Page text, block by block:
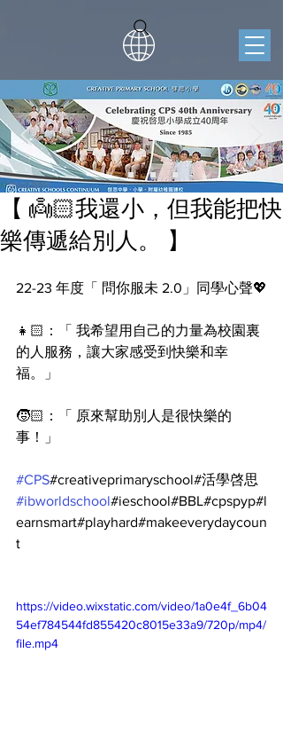
【 👼🏻我還小，但我能把快
樂傳遞給別人。 】
22-23 年度「 問你服未 2.0」同學心聲💖
👧🏻：「 我希望用自己的力量為校園裏
的人服務，讓大家感受到快樂和幸
福。」
🧒🏻：「 原來幫助別人是很快樂的
事！」
#CPS#creativeprimaryschool#活學啓思
#ibworldschool#ieschool#BBL#cpspyp#l
earnsmart#playhard#makeeverydaycoun
t
https://video.wixstatic.com/video/1a0e4f_6b04
54ef784544fd855420c8015e33a9/720p/mp4/
file.mp4